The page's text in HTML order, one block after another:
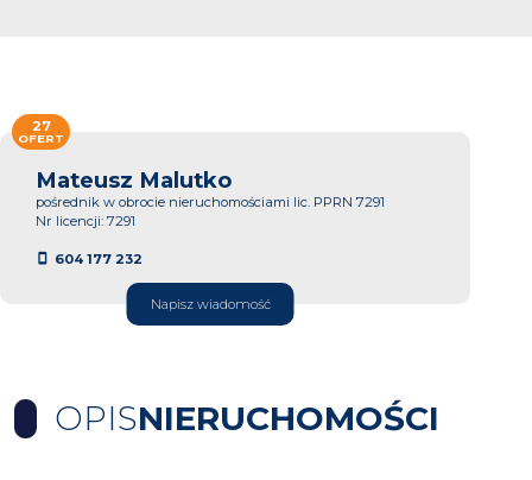
Mateusz Malutko
pośrednik w obrocie nieruchomościami lic. PPRN 7291
Nr licencji: 7291
604 177 232
Napisz wiadomość
27
OFERT
OPISNIERUCHOMOŚCI